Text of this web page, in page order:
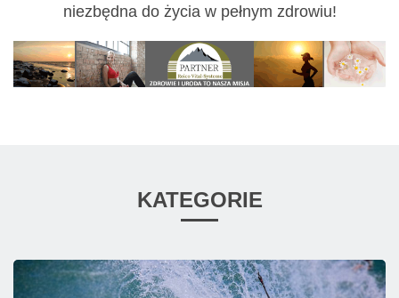
niezbędna do życia w pełnym zdrowiu!
KATEGORIE